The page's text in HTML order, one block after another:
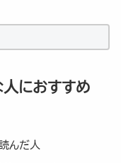
人におすすめ
んだ人